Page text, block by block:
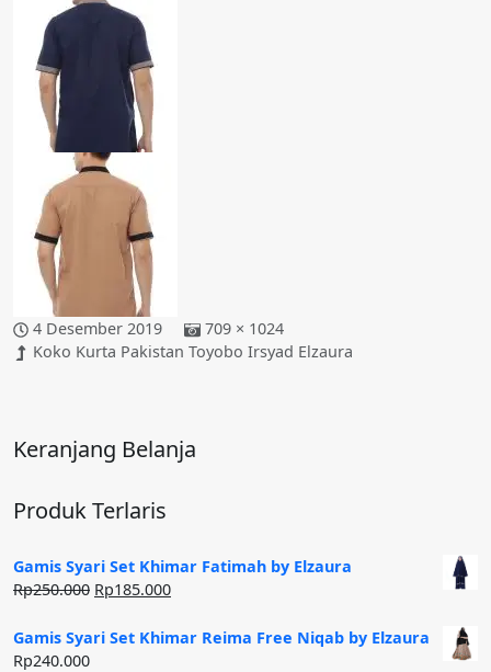
4 Desember 2019
709 × 1024
Koko Kurta Pakistan Toyobo Irsyad Elzaura
Keranjang Belanja
Produk Terlaris
Gamis Syari Set Khimar Fatimah by Elzaura
Rp250.000 Harga
adalah:
Rp185.000Harga
ini
Gamis Syari Set Khimar Reima Free Niqab by Elzaura
Rp240.000